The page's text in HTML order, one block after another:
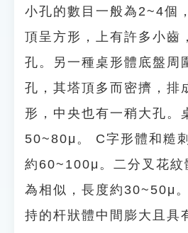
小孔的數目一般為2~4個
頂呈方形，上有許多小齒
孔。另一種桌形體底盤周
孔，其塔頂多而密擠，排
形，中央也有一稍大孔。
50~80μ。 C字形體和糙
約60~100μ。二分叉花紋
為相似，長度約30~50μ
持的杆狀體中間膨大且具